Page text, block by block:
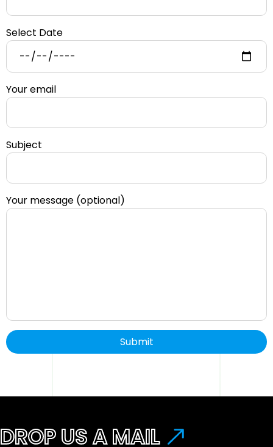
Select Date
Your email
Subject
Your message (optional)
DROP US A MAIL